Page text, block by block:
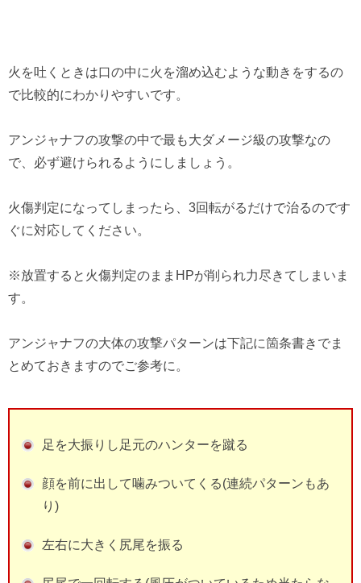
火を吐くときは口の中に火を溜め込むような動きをするの
で比較的にわかりやすいです。
アンジャナフの攻撃の中で最も大ダメージ級の攻撃なの
で、必ず避けられるようにしましょう。
火傷判定になってしまったら、3回転がるだけで治るのです
ぐに対応してください。
※放置すると火傷判定のままHPが削られ力尽きてしまいま
す。
アンジャナフの大体の攻撃パターンは下記に箇条書きでま
とめておきますのでご参考に。
足を大振りし足元のハンターを蹴る
顔を前に出して噛みついてくる(連続パターンもあ
り)
左右に大きく尻尾を振る